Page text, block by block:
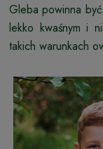
Gleba powinna
lekko kwaśnym i
takich warunkach